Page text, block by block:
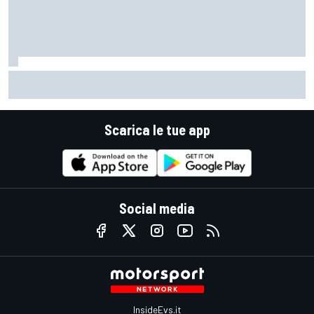
Scarica le tue app
Social media
InsideEvs.it